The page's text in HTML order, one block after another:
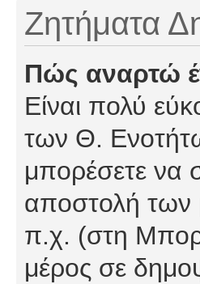
Ζητήματα
Πώς αναρτώ
Είναι πολύ
των Θ.
μπορέσετε να
αποστολή των
π.χ. (στη
μέρος σε